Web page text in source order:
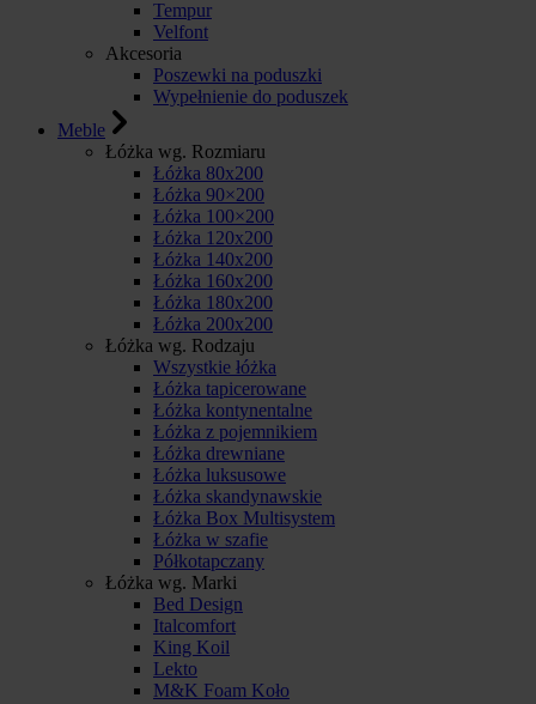
Tempur
Velfont
Akcesoria
Poszewki na poduszki
Wypełnienie do poduszek
Meble
Łóżka wg. Rozmiaru
Łóżka 80x200
Łóżka 90×200
Łóżka 100×200
Łóżka 120x200
Łóżka 140x200
Łóżka 160x200
Łóżka 180x200
Łóżka 200x200
Łóżka wg. Rodzaju
Wszystkie łóżka
Łóżka tapicerowane
Łóżka kontynentalne
Łóżka z pojemnikiem
Łóżka drewniane
Łóżka luksusowe
Łóżka skandynawskie
Łóżka Box Multisystem
Łóżka w szafie
Półkotapczany
Łóżka wg. Marki
Bed Design
Italcomfort
King Koil
Lekto
M&K Foam Koło